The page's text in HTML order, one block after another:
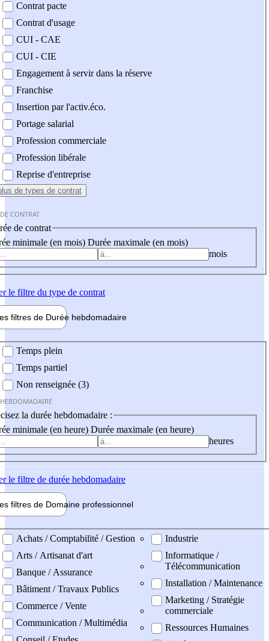
Contrat pacte
Contrat d'usage
CUI - CAE
CUI - CIE
Engagement à servir dans la réserve
Franchise
Insertion par l'activ.éco.
Portage salarial
Profession commerciale
Profession libérale
Reprise d'entreprise
de types de contrat
CONTRAT
de contrat
minimale (en mois) Durée maximale (en mois)
mois
le filtre du type de contrat
filtres de Durée hebdomadaire
Temps plein
Temps partiel
Non renseignée (3)
la durée hebdomadaire :
minimale (en heure) Durée maximale (en heure)
heures
le filtre de durée hebdomadaire
filtres de Domaine professionnel
professionel
Achats / Comptabilité / Gestion
Arts / Artisanat d'art
Banque / Assurance
Bâtiment / Travaux Publics
Commerce / Vente
Communication / Multimédia
Industrie
Informatique /
Télécommunication
Installation / Maintenance
Marketing / Stratégie
commerciale
Ressources Humaines